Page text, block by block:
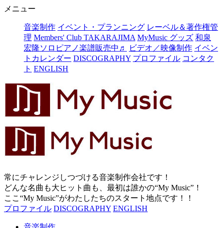
メニュー
音楽制作 イベント・プランニング レーベル＆著作権管
理 Members' Club TAKARAJIMA MyMusic グッズ 和泉
宏隆ソロピアノ楽譜販売中♬
ビデオ／映像制作 イベン
トカレンダー DISCOGRAPHY プロファイル コンタク
ト ENGLISH
常にチャレンジしつづける音楽制作会社です！
どんな名曲も大ヒット曲も、最初は誰かの“My Music”！
ここ“My Music”がわたしたちのスタート地点です！！
プロファイル DISCOGRAPHY ENGLISH